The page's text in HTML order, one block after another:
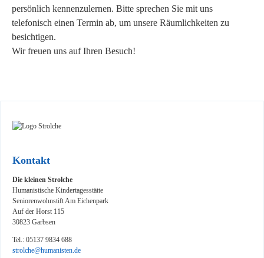
persönlich kennenzulernen. Bitte sprechen Sie mit uns
telefonisch einen Termin ab, um unsere Räumlichkeiten zu
besichtigen.
Wir freuen uns auf Ihren Besuch!
Kontakt
Die kleinen Strolche
Humanistische Kindertagesstätte
Seniorenwohnstift Am Eichenpark
Auf der Horst 115
30823 Garbsen
Tel.: 05137 9834 688
strolche@humanisten.de